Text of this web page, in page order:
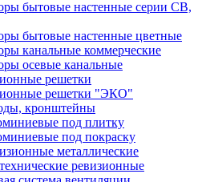
бытовые настенные серии СВ,
бытовые настенные цветные
канальные коммерческие
осевые канальные
решетки
решетки "ЭКО"
кронштейны
под плитку
под покраску
металлические
ревизионные